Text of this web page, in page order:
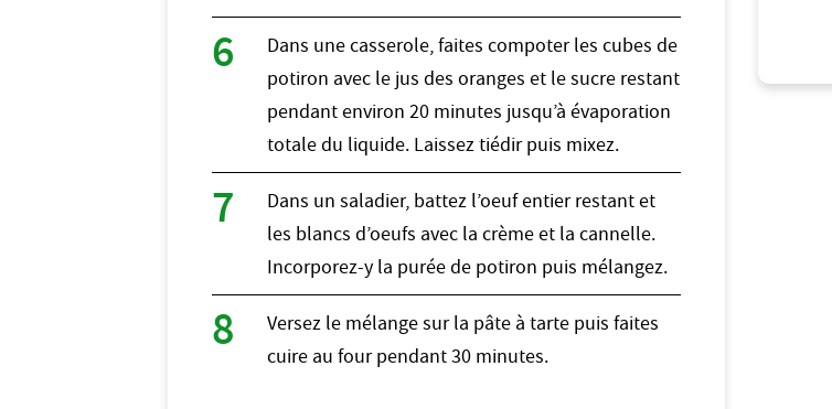
Dans une casserole, faites compoter les cubes de
potiron avec le jus des oranges et le sucre restant
pendant environ 20 minutes jusqu’à évaporation
totale du liquide. Laissez tiédir puis mixez.
Dans un saladier, battez l’oeuf entier restant et
les blancs d’oeufs avec la crème et la cannelle.
Incorporez-y la purée de potiron puis mélangez.
Versez le mélange sur la pâte à tarte puis faites
cuire au four pendant 30 minutes.